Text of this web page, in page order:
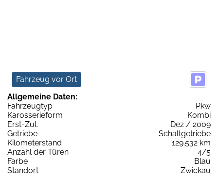
Fahrzeug vor Ort
Allgemeine Daten:
Fahrzeugtyp
Pkw
Karosserieform
Kombi
Erst-Zul.
Dez / 2009
Getriebe
Schaltgetriebe
Kilometerstand
129.532 km
Anzahl der Türen
4/5
Farbe
Blau
Standort
Zwickau